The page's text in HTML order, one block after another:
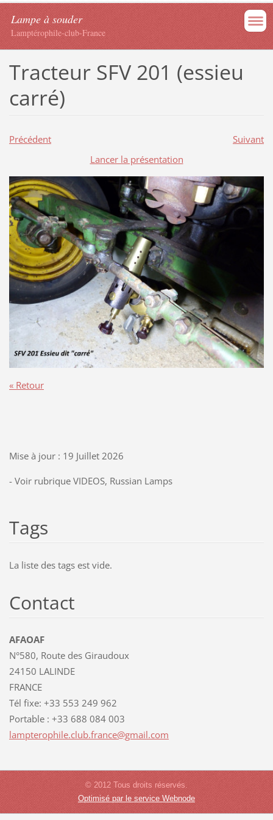
Lampe à souder
Lamptérophile-club-France
Tracteur SFV 201 (essieu
carré)
Précédent
Suivant
Lancer la présentation
« Retour
Mise à jour : 19 Juillet 2026
- Voir rubrique VIDEOS, Russian Lamps
Tags
La liste des tags est vide.
Contact
AFAOAF
N°580, Route des Giraudoux
24150 LALINDE
FRANCE
Tél fixe: +33 553 249 962
Portable : +33 688 084 003
lampterophile.club.france@gmail.com
© 2012 Tous droits réservés.
Optimisé par le service Webnode